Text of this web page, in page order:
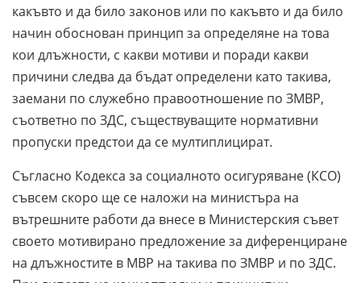
какъвто и да било законов или по какъвто и да било
начин обоснован принцип за определяне на това
кои длъжности, с какви мотиви и поради какви
причини следва да бъдат определени като такива,
заемани по служебно правоотношение по ЗМВР,
съответно по ЗДС, съществуващите нормативни
пропуски предстои да се мултиплицират.
Съгласно Кодекса за социалното осигуряване (КСО)
съвсем скоро ще се наложи на министъра на
вътрешните работи да внесе в Министерския съвет
своето мотивирано предложение за диференциране
на длъжностите в МВР на такива по ЗМВР и по ЗДС.